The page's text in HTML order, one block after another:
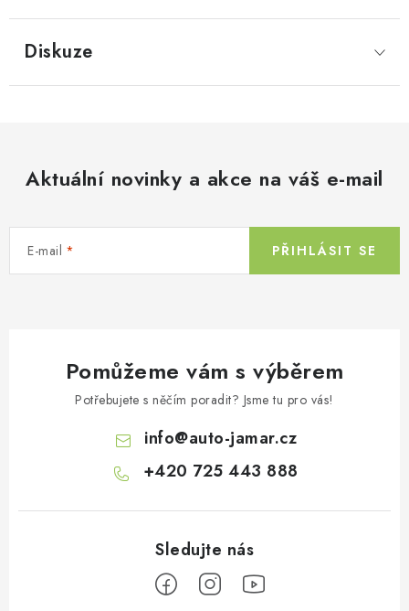
Diskuze
Aktuální novinky a akce na váš e-mail
E-mail PŘIHLÁSIT SE
Pomůžeme vám s výběrem
Potřebujete s něčím poradit? Jsme tu pro vás!
info@auto-jamar.cz
+420 725 443 888